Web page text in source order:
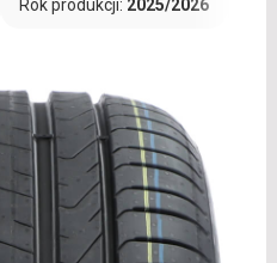
Rok produkcji: 2025/2026